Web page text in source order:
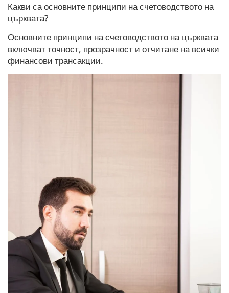
Какви са основните принципи на счетоводството на
църквата?
Основните принципи на счетоводството на църквата
включват точност, прозрачност и отчитане на всички
финансови трансакции.